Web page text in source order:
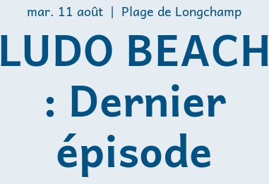
mar. 11 août
  |
Plage de Longchamp
LUDO BEACH
: Dernier
épisode